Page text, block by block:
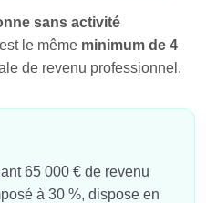
sans activité
est le même minimum de 4
de revenu professionnel.
65 000 € de revenu
à 30 %, dispose en